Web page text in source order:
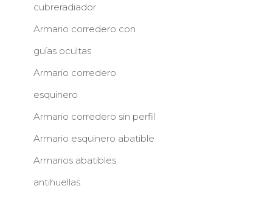
cubreradiador
Armario corredero con
guías ocultas
Armario corredero
esquinero
Armario corredero sin perfil
Armario esquinero abatible
Armarios abatibles
antihuellas